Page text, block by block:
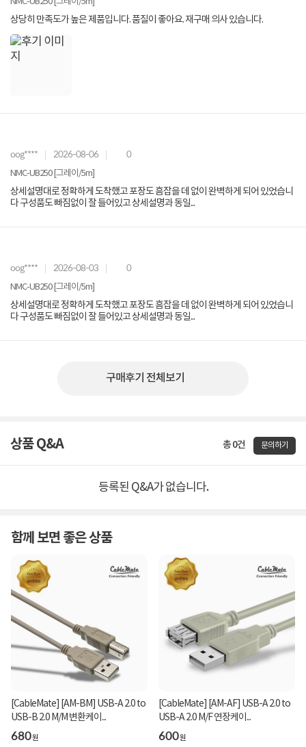
상당히 만족도가 높은 제품입니다. 품질이 좋아요. 재구매 의사 있습니다.
oog**** 2026-08-06 0
NMC-UB250 [그레이/5m]
상세설명대로 정확하게 도착했고 포장도 흠잡을 데 없이 완벽하게 되어 있었습니
다 구성품도 빠짐없이 잘 들어있고 상세설명과 동일...
oog**** 2026-08-03 0
NMC-UB250 [그레이/5m]
상세설명대로 정확하게 도착했고 포장도 흠잡을 데 없이 완벽하게 되어 있었습니
다 구성품도 빠짐없이 잘 들어있고 상세설명과 동일...
구매후기 전체보기
상품 Q&A 총 0건 문의하기
등록된 Q&A가 없습니다.
함께 보면 좋은 상품
[CableMate] [AM-BM] USB-A 2.0 to
USB-B 2.0 M/M 변환케이...
680원
[CableMate] [AM-AF] USB-A 2.0 to
USB-A 2.0 M/F 연장케이...
600원